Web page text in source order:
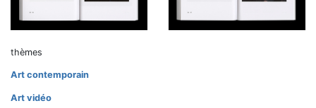
thèmes
Art contemporain
Art vidéo